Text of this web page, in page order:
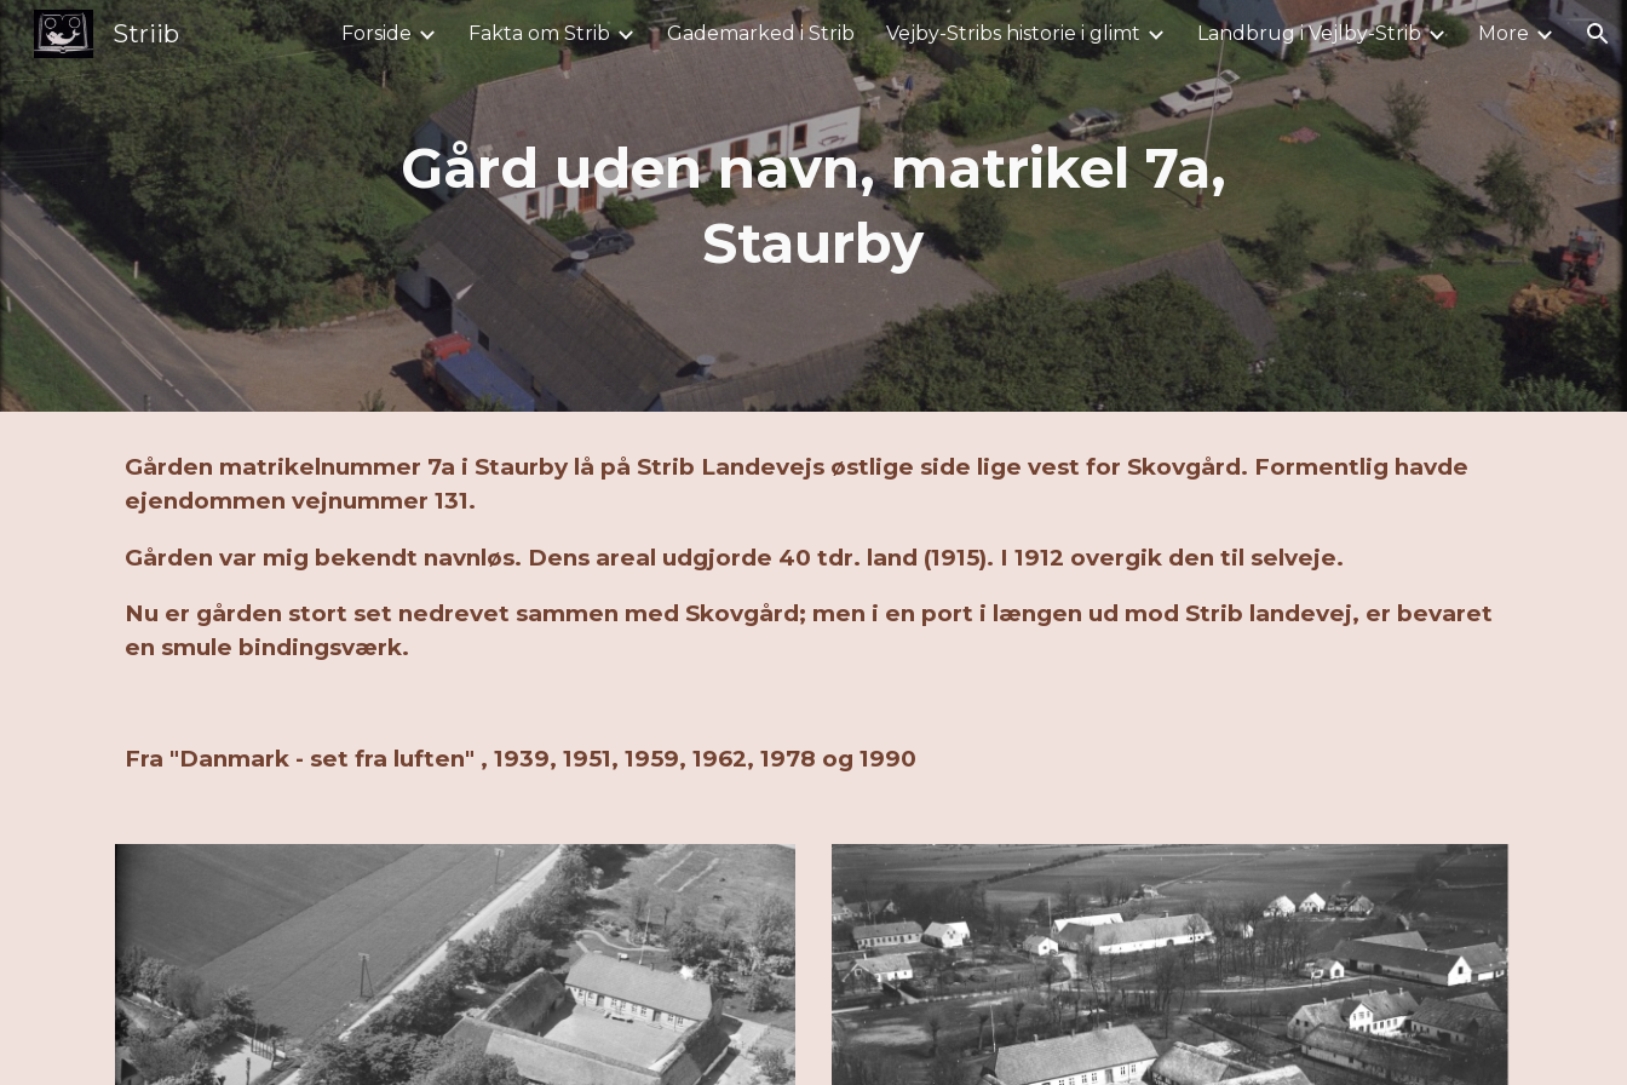
Skip to main content Skip to navigation
Striib Forside Fakta om Strib Gademarked i Strib Vejby-Stribs historie i glimt Landbrug i Vejlby-Strib More
Gård uden navn, matrikel 7a,
Staurby
Gården matrikelnummer 7a i Staurby lå på Strib Landevejs østlige side lige vest for Skovgård. Formentlig havde
ejendommen vejnummer 131.
Gården var mig bekendt navnløs. Dens areal udgjorde 40 tdr. land (1915). I 1912 overgik den til selveje.
Nu er gården stort set nedrevet sammen med Skovgård; men i en port i længen ud mod Strib landevej, er bevaret
en smule bindingsværk.
Fra "Danmark - set fra luften" , 1939, 1951, 1959, 1962, 1978 og 1990